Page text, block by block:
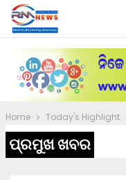
Home Today's Highlight
ପ୍ରମୁଖ ଖବର